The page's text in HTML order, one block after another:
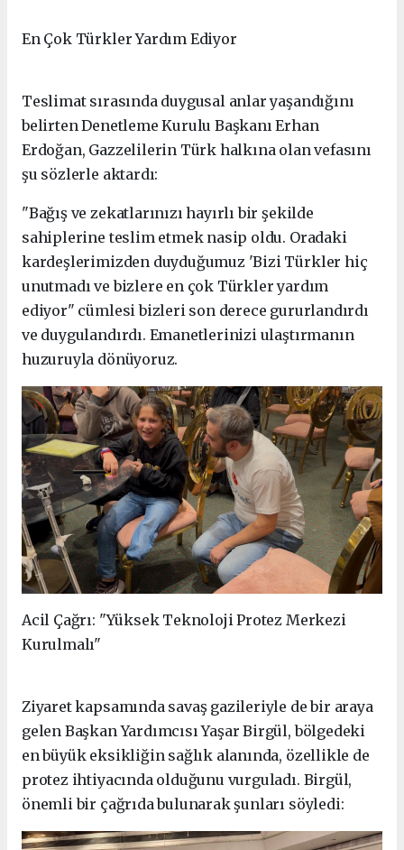
En Çok Türkler Yardım Ediyor
Teslimat sırasında duygusal anlar yaşandığını
belirten Denetleme Kurulu Başkanı Erhan
Erdoğan, Gazzelilerin Türk halkına olan vefasını
şu sözlerle aktardı:
"Bağış ve zekatlarınızı hayırlı bir şekilde
sahiplerine teslim etmek nasip oldu. Oradaki
kardeşlerimizden duyduğumuz 'Bizi Türkler hiç
unutmadı ve bizlere en çok Türkler yardım
ediyor" cümlesi bizleri son derece gururlandırdı
ve duygulandırdı. Emanetlerinizi ulaştırmanın
huzuruyla dönüyoruz.
Acil Çağrı: "Yüksek Teknoloji Protez Merkezi
Kurulmalı"
Ziyaret kapsamında savaş gazileriyle de bir araya
gelen Başkan Yardımcısı Yaşar Birgül, bölgedeki
en büyük eksikliğin sağlık alanında, özellikle de
protez ihtiyacında olduğunu vurguladı. Birgül,
önemli bir çağrıda bulunarak şunları söyledi: